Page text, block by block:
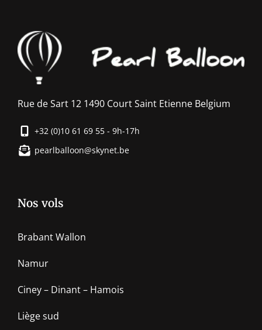
Rue de Sart 12 1490 Court Saint Etienne Belgium
+32 (0)10 61 69 55 - 9h-17h
pearlballoon@skynet.be
Nos vols
Brabant Wallon
Namur
Ciney – Dinant – Hamois
Liège sud